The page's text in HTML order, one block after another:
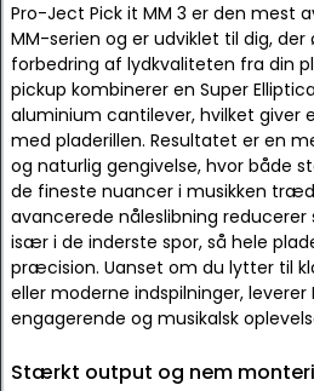
Pro-Ject Pick it MM 3 er den mest
MM-serien og er udviklet til dig, der
forbedring af lydkvaliteten fra din
pickup kombinerer en Super
aluminium cantilever, hvilket
med pladerillen. Resultatet er en
og naturlig gengivelse, hvor både
de fineste nuancer i musikken
avancerede nåleslibning
især i de inderste spor, så hele
præcision. Uanset om du lytter til
eller moderne indspilninger, leverer
engagerende og musikalsk
Stærkt output og nem